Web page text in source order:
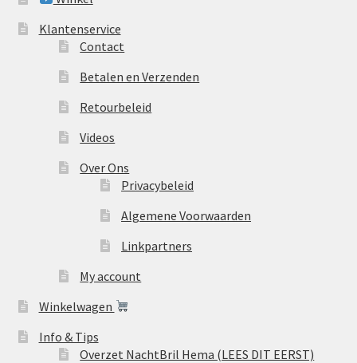
Klantenservice
Contact
Betalen en Verzenden
Retourbeleid
Videos
Over Ons
Privacybeleid
Algemene Voorwaarden
Linkpartners
My account
Winkelwagen
Info & Tips
Overzet NachtBril Hema (LEES DIT EERST)